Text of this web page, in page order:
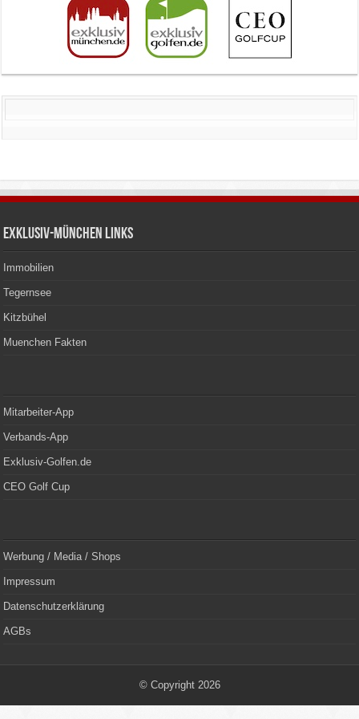
Exklusiv-München Links
Immobilien
Tegernsee
Kitzbühel
Muenchen Fakten
Mitarbeiter-App
Verbands-App
Exklusiv-Golfen.de
CEO Golf Cup
Werbung / Media / Shops
Impressum
Datenschutzerklärung
AGBs
© Copyright 2026